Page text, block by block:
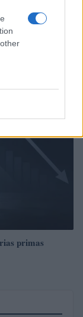
materias
primas